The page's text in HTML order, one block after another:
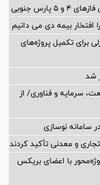
جنوبی
بیمه دی می دانیم
برای تكمیل پروژه‌های
سرمایه و فناوری/ از
سامانه نوسازی
و معدنی تأکید کردند
با اعضای بریکس